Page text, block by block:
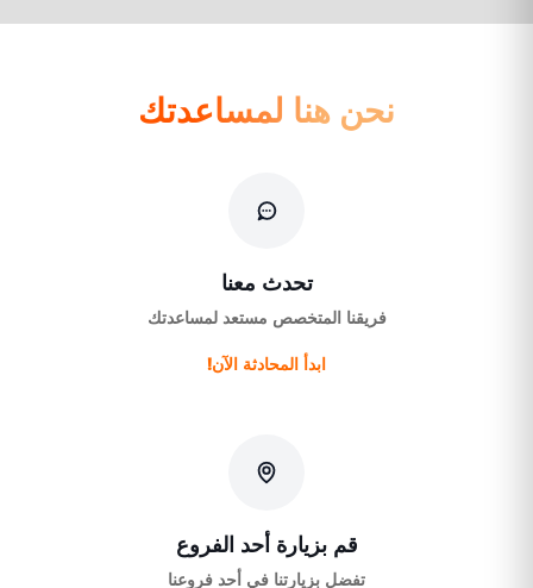
نحن هنا لمساعدتك
تحدث معنا
فريقنا المتخصص مستعد لمساعدتك
ابدأ المحادثة الآن!
قم بزيارة أحد الفروع
تفضل بزيارتنا في أحد فروعنا